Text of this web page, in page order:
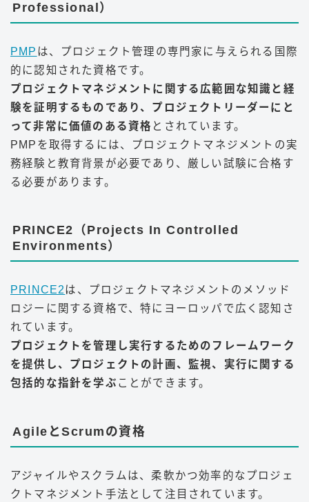
Professional）
PMP は、プロジェクト管理の専門家に与えられる国際
的に認知された資格です。
プロジェクトマネジメントに関する広範囲な知識と経
験を証明するものであり、プロジェクトリーダーにと
って非常に価値のある資格 とされています。
PMPを取得するには、プロジェクトマネジメントの実
務経験と教育背景が必要であり、厳しい試験に合格す
る必要があります。
PRINCE2（Projects In Controlled
Environments）
PRINCE2は、プロジェクトマネジメントのメソッド
ロジーに関する資格で、特にヨーロッパで広く認知さ
れています。
プロジェクトを管理し実行するためのフレームワーク
を提供し、プロジェクトの計画、監視、実行に関する
包括的な指針を学ぶ ことができます。
AgileとScrumの資格
アジャイルやスクラムは、柔軟かつ効率的なプロジェ
クトマネジメント手法として注目されています。